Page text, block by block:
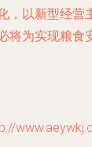
，以新型经营
将为实现粮食